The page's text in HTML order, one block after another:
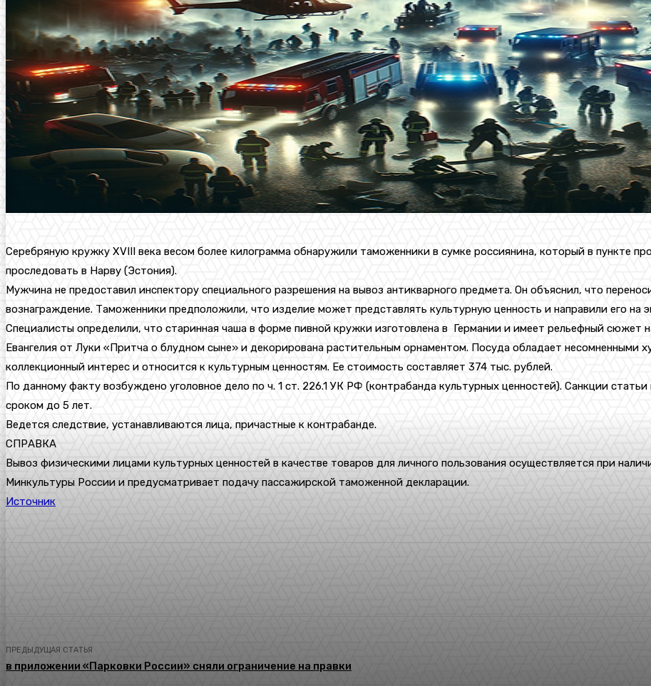
Серебряную кружку XVIII века весом более килограмма обнаружили таможенники в сумке россиянина, который в пункте
проследовать в Нарву (Эстония).
Мужчина не предоставил инспектору специального разрешения на вывоз антикварного предмета. Он объяснил, что
вознаграждение. Таможенники предположили, что изделие может представлять культурную ценность и направили его на
Специалисты определили, что старинная чаша в форме пивной кружки изготовлена в Германии и имеет рельефный сюжет
Евангелия от Луки «Притча о блудном сыне» и декорирована растительным орнаментом. Посуда обладает несомненными
коллекционный интерес и относится к культурным ценностям. Ее стоимость составляет 374 тыс. рублей.
По данному факту возбуждено уголовное дело по ч. 1 ст. 226.1 УК РФ (контрабанда культурных ценностей). Санкции
сроком до 5 лет.
Ведется следствие, устанавливаются лица, причастные к контрабанде.
СПРАВКА
Вывоз физическими лицами культурных ценностей в качестве товаров для личного пользования осуществляется при
Минкультуры России и предусматривает подачу пассажирской таможенной декларации.
Источник
ПРЕДЫДУЩАЯ СТАТЬЯ
в приложении «Парковки России» сняли ограничение на правки